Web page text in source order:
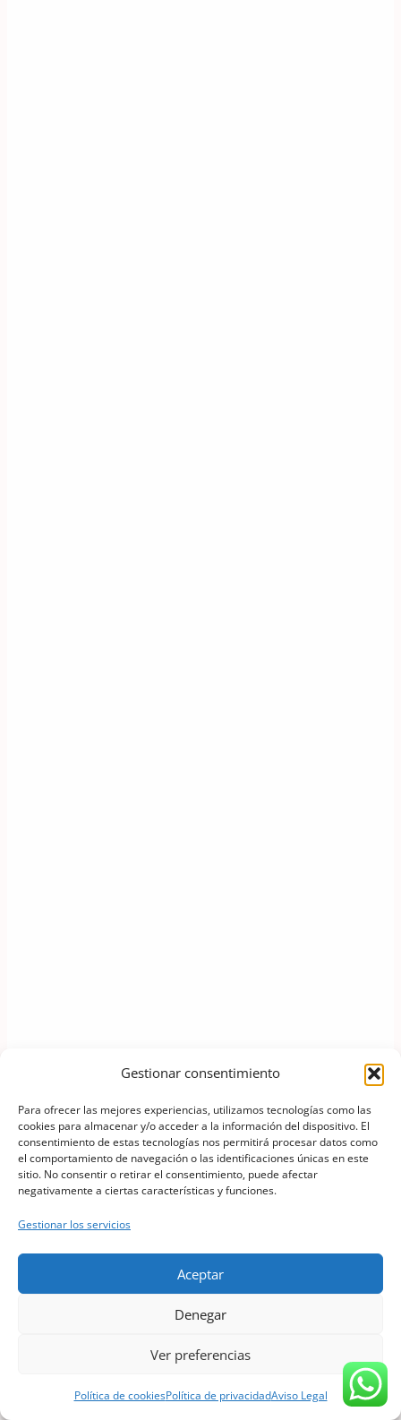
Gestionar consentimiento
Para ofrecer las mejores experiencias, utilizamos tecnologías como las
cookies para almacenar y/o acceder a la información del dispositivo. El
consentimiento de estas tecnologías nos permitirá procesar datos como
el comportamiento de navegación o las identificaciones únicas en este
sitio. No consentir o retirar el consentimiento, puede afectar
negativamente a ciertas características y funciones.
Gestionar los servicios
Aceptar
Denegar
Ver preferencias
Política de cookiesPolítica de privacidadAviso Legal